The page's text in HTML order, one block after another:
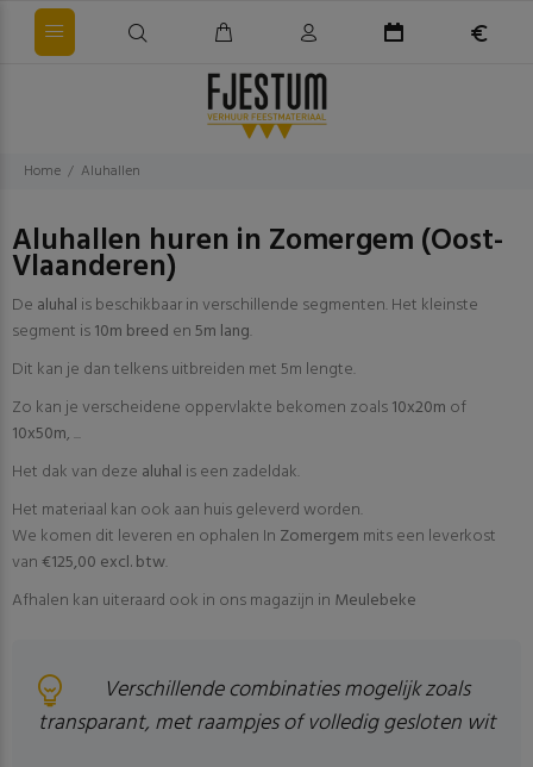
Home Aluhallen
Aluhallen huren in Zomergem (Oost-
Vlaanderen)
De aluhal is beschikbaar in verschillende segmenten. Het kleinste
segment is10m breed en5m lang.
Dit kan je dan telkens uitbreiden met 5m lengte.
Zo kan je verscheidene oppervlakte bekomen zoals10x20m of
10x50m, ...
Het dak van deze aluhal is een zadeldak.
Het materiaal kan ook aan huis geleverd worden.
We komen dit leveren en ophalen In Zomergem mits een leverkost
van€125,00 excl. btw.
Afhalen kan uiteraard ook in ons magazijn in Meulebeke
Verschillende combinaties mogelijk zoals
transparant, met raampjes of volledig gesloten wit